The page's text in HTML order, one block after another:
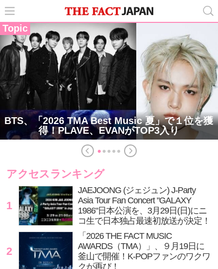
Topic
BTS、「2026 TMA Best Music 夏」で１位を獲
得！PLAVE、EVANがTOP3入り
アクセスランキング
1
JAEJOONG (ジェジュン) J-Party
Asia Tour Fan Concert "GALAXY
1986"日本公演を、3月29日(日)にニ
コ生で日本独占最速初放送が決定！
2
「2026 THE FACT MUSIC
AWARDS（TMA）」、９月19日に
釜山で開催！K-POPファンのワクワ
クが再び！